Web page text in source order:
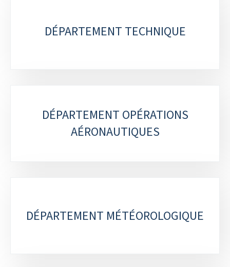
DÉPARTEMENT TECHNIQUE
DÉPARTEMENT OPÉRATIONS
AÉRONAUTIQUES
DÉPARTEMENT MÉTÉOROLOGIQUE